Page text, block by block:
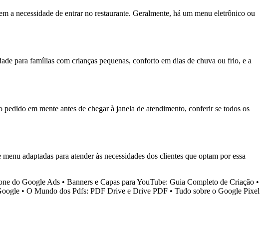
a necessidade de entrar no restaurante. Geralmente, há um menu eletrônico ou
para famílias com crianças pequenas, conforto em dias de chuva ou frio, e a
em mente antes de chegar à janela de atendimento, conferir se todos os
adaptadas para atender às necessidades dos clientes que optam por essa
do Google Ads • Banners e Capas para YouTube: Guia Completo de Criação •
• O Mundo dos Pdfs: PDF Drive e Drive PDF • Tudo sobre o Google Pixel